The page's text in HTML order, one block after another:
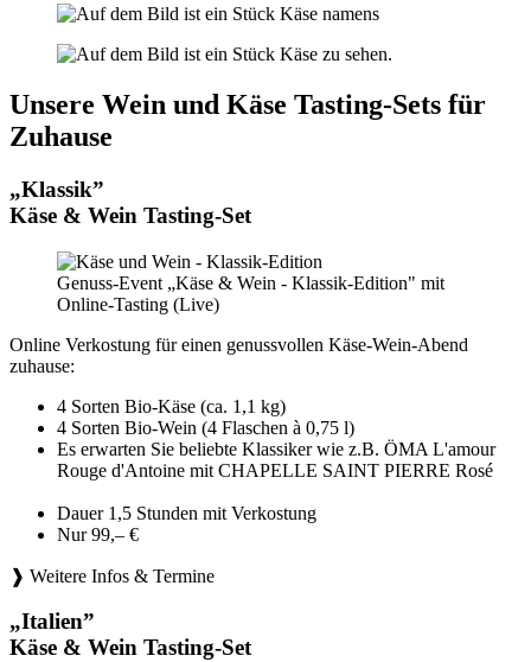
Unsere Wein und Käse Tasting-Sets für
Zuhause
„Klassik”
Käse & Wein Tasting-Set
Genuss-Event „Käse & Wein - Klassik-Edition" mit
Online-Tasting (Live)
Online Verkostung für einen genussvollen Käse-Wein-Abend
zuhause:
4 Sorten Bio-Käse (ca. 1,1 kg)
4 Sorten Bio-Wein (4 Flaschen à 0,75 l)
Es erwarten Sie beliebte Klassiker wie z.B. ÖMA L'amour
Rouge d'Antoine mit CHAPELLE SAINT PIERRE Rosé
Dauer 1,5 Stunden mit Verkostung
Nur 99,– €
❱ Weitere Infos & Termine
„Italien”
Käse & Wein Tasting-Set